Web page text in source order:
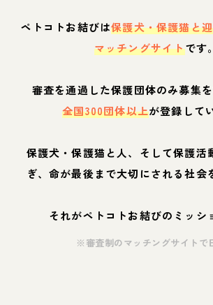
ペトコトお結びは保護犬・保護猫と
マッチングサイトです。
審査を通過した保護団体のみ募集を
全国300団体以上が登録して
保護犬・保護猫と人、そして保護活
ぎ、命が最後まで大切にされる社会
それがペトコトお結びのミッシ
※審査制のマッチングサイトで